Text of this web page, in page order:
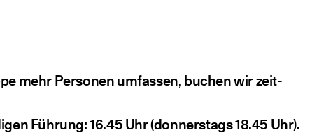
mehr Per­so­nen umfas­sen, buchen wir zeit­
Füh­rung: 16.45 Uhr (don­ners­tags 18.45 Uhr).